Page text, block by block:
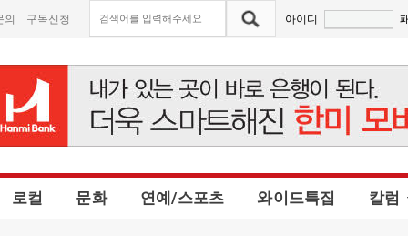
의 구독신청 아이디
로컬 문화 연예/스포츠 와이드특집 칼럼